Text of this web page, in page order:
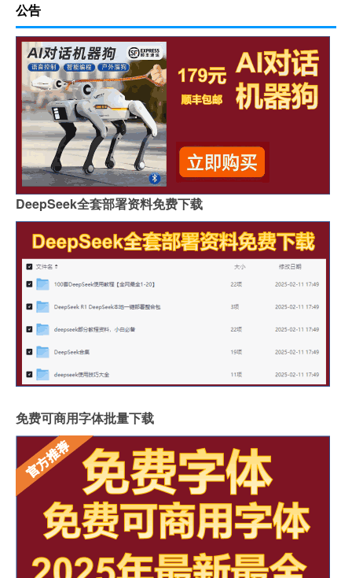
公告
DeepSeek全套部署资料免费下载
免费可商用字体批量下载